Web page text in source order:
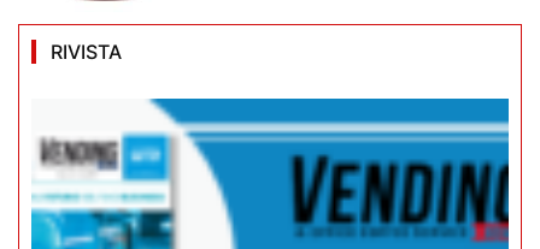
RIVISTA